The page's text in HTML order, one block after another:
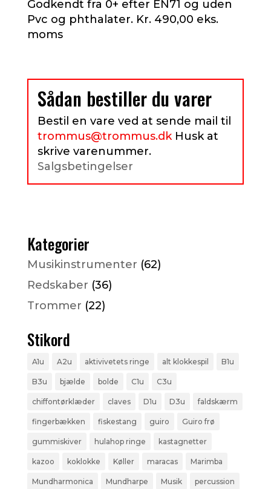
Godkendt fra 0+ efter EN71 og uden
Pvc og phthalater. Kr. 490,00 eks.
moms
Sådan bestiller du varer
Bestil en vare ved at sende mail til
trommus@trommus.dkHusk at
skrive varenummer.
Salgsbetingelser
Kategorier
Musikinstrumenter (62)
Redskaber (36)
Trommer (22)
Stikord
A1u A2u aktivivetets ringe alt klokkespil B1u
B3u bjælde bolde C1u C3u
chiffontørklæder claves D1u D3u faldskærm
fingerbækken fiskestang guiro Guiro frø
gummiskiver hulahop ringe kastagnetter
kazoo koklokke Køller maracas Marimba
Mundharmonica Mundharpe Musik percussion